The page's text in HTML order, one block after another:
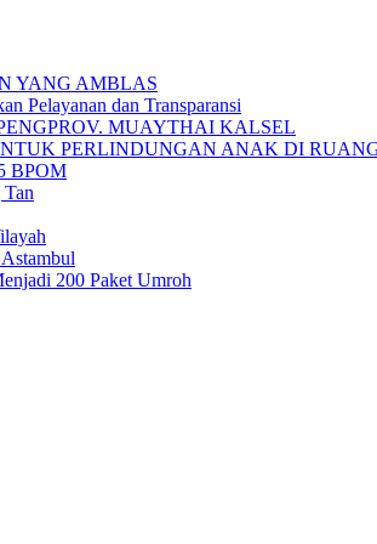
YANG AMBLAS
Pelayanan dan Transparansi
MUAYTHAI KALSEL
PERLINDUNGAN ANAK DI
BPOM
200 Paket Umroh